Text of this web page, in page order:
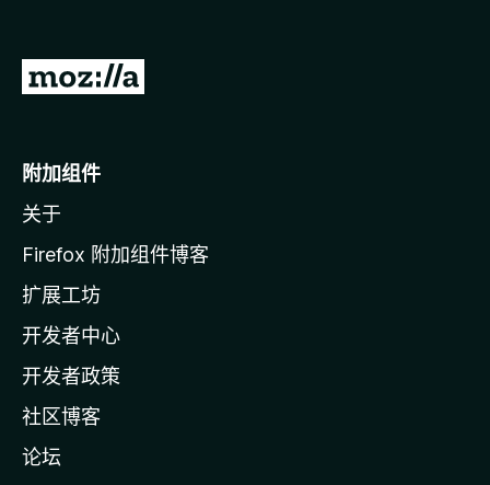
转
o
i
l
a
主
页
附加组件
关于
Firefox 附加组件博客
扩展工坊
开发者中心
开发者政策
社区博客
论坛